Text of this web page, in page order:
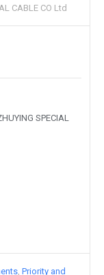
CABLE CO Ltd
SPECIAL
Priority and